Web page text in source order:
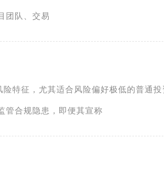
团队、交易
险特征，尤其适合风险偏好极低的普通
管合规隐患，即便其宣称